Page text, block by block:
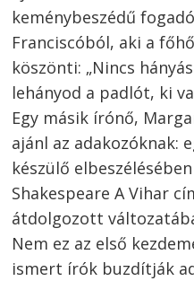
keménybeszédű
Franciscóból, aki a
köszönti: „Nincs
lehányod a padlót, ki
Egy másik írónő,
ajánl az adakozóknak:
készülő
Shakespeare A Vihar
átdolgozott
Nem ez az első
ismert írók buzdítják